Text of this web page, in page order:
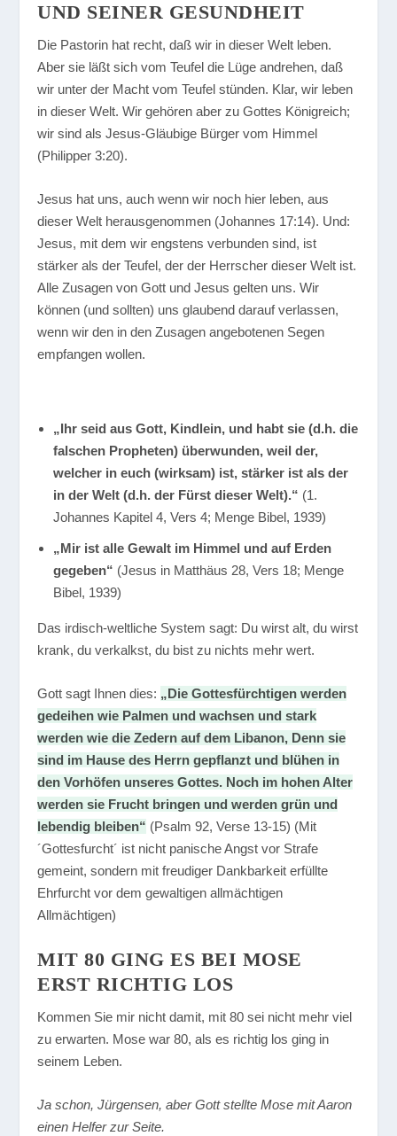
UND SEINER GESUNDHEIT
Die Pastorin hat recht, daß wir in dieser Welt leben.
Aber sie läßt sich vom Teufel die Lüge andrehen, daß
wir unter der Macht vom Teufel stünden. Klar, wir leben
in dieser Welt. Wir gehören aber zu Gottes Königreich;
wir sind als Jesus-Gläubige Bürger vom Himmel
(Philipper 3:20).
Jesus hat uns, auch wenn wir noch hier leben, aus
dieser Welt herausgenommen (Johannes 17:14). Und:
Jesus, mit dem wir engstens verbunden sind, ist
stärker als der Teufel, der der Herrscher dieser Welt ist.
Alle Zusagen von Gott und Jesus gelten uns. Wir
können (und sollten) uns glaubend darauf verlassen,
wenn wir den in den Zusagen angebotenen Segen
empfangen wollen.
„Ihr seid aus Gott, Kindlein, und habt sie (d.h. die
falschen Propheten) überwunden, weil der,
welcher in euch (wirksam) ist, stärker ist als der
in der Welt (d.h. der Fürst dieser Welt).“ (1.
Johannes Kapitel 4, Vers 4; Menge Bibel, 1939)
„Mir ist alle Gewalt im Himmel und auf Erden
gegeben“ (Jesus in Matthäus 28, Vers 18; Menge
Bibel, 1939)
Das irdisch-weltliche System sagt: Du wirst alt, du wirst
krank, du verkalkst, du bist zu nichts mehr wert.
Gott sagt Ihnen dies: „Die Gottesfürchtigen werden
gedeihen wie Palmen und wachsen und stark
werden wie die Zedern auf dem Libanon, Denn sie
sind im Hause des Herrn gepflanzt und blühen in
den Vorhöfen unseres Gottes. Noch im hohen Alter
werden sie Frucht bringen und werden grün und
lebendig bleiben“ (Psalm 92, Verse 13-15) (Mit
´Gottesfurcht´ ist nicht panische Angst vor Strafe
gemeint, sondern mit freudiger Dankbarkeit erfüllte
Ehrfurcht vor dem gewaltigen allmächtigen
Allmächtigen)
MIT 80 GING ES BEI MOSE
ERST RICHTIG LOS
Kommen Sie mir nicht damit, mit 80 sei nicht mehr viel
zu erwarten. Mose war 80, als es richtig los ging in
seinem Leben.
Ja schon, Jürgensen, aber Gott stellte Mose mit Aaron
einen Helfer zur Seite.